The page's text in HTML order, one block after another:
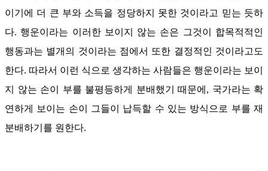
이기에 더 큰 부와 소득을 정당하지 못한 것이라고 믿는 듯하
다. 행운이라는 이러한 보이지 않는 손은 그것이 합목적적인
행동과는 별개의 것이라는 점에서 또한 결정적인 것이라고도
한다. 따라서 이런 식으로 생각하는 사람들은 행운이라는 보이
지 않는 손이 부를 불평등하게 분배했기 때문에, 국가라는 확
연하게 보이는 손이 그들이 납득할 수 있는 방식으로 부를 재
분배하기를 원한다.